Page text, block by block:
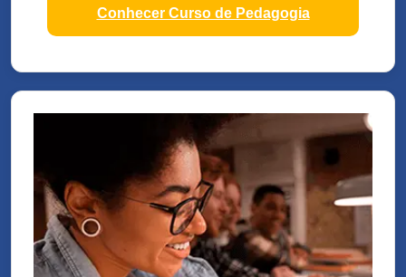
Conhecer Curso de Pedagogia